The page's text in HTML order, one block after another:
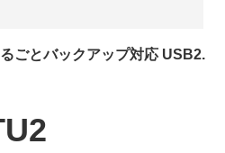
ごとバックアップ対応 USB2.